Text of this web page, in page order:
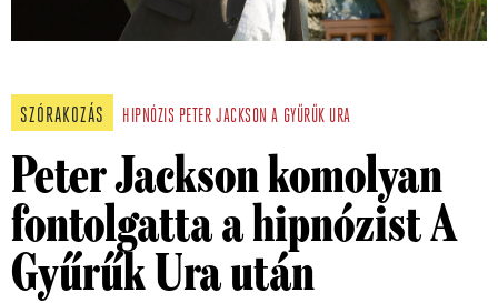
SZÓRAKOZÁS HIPNÓZIS PETER JACKSON A GYŰRŰK URA
Peter Jackson komolyan
fontolgatta a hipnózist A
Gyűrűk Ura után